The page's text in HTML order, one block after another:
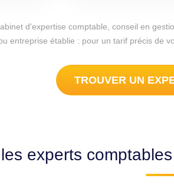
d'expertise comptable, conseil en
entreprise établie : pour un tarif précis de
TROUVER UN
experts